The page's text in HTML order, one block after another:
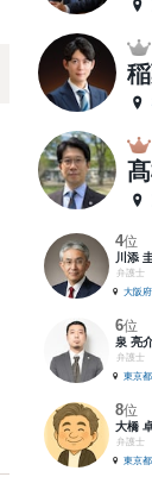
4位
川添
弁護士
大阪府
6位
泉 亮
弁護士
東京都
8位
大橋
弁護士
東京都